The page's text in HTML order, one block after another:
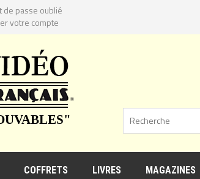
de passe oublié
votre compte
COFFRETS LIVRES MAGAZINES